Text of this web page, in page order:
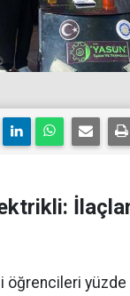
öğrencileri